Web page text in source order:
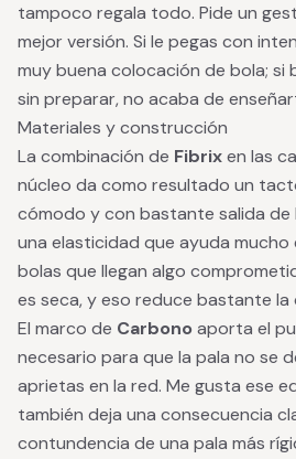
tampoco regala todo. Pide un
mejor versión. Si le pegas con
muy buena colocación de bola; si
sin preparar, no acaba de
Materiales y construcción
La combinación de Fibrixen las
núcleo da como resultado un
cómodo y con bastante salida de
una elasticidad que ayuda
bolas que llegan algo
es seca, y eso reduce bastante
El marco de Carbono aporta el
necesario para que la pala no se
aprietas en la red. Me gusta ese
también deja una consecuencia
contundencia de una pala más